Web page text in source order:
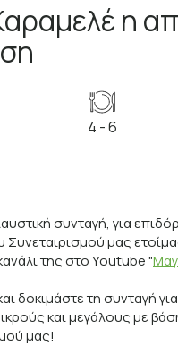
η
4 - 6
συνταγή, για
Συνεταιρισμού μας
της στο Youtube "
δοκιμάστε τη συνταγή
και μεγάλους με
μας!